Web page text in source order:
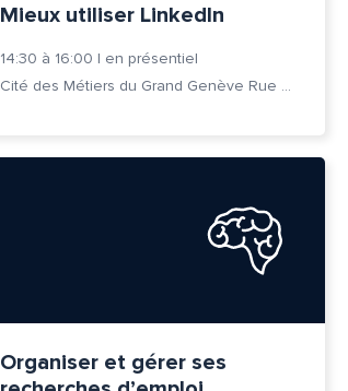
Mieux utiliser LinkedIn
14:30 à 16:00 | en présentiel
Cité des Métiers du Grand Genève Rue Prévost-Martin 6 1205 Genève
Organiser et gérer ses